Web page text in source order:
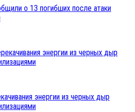
о 13 погибших после атаки
энергии из черных дыр